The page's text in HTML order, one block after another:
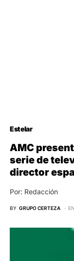
Estelar
AMC
serie de
director
Por: Redacción
BY GRUPO CERTEZA